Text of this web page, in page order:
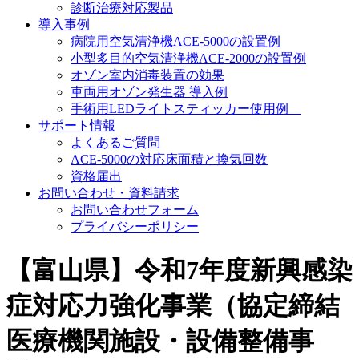
診断治療対応製品
導入事例
病院用空気清浄機ACE-5000の設置例
小型多目的空気清浄機ACE-2000の設置例
オゾン室内消毒装置の効果
車両用オゾン発生器 導入例
手術用LEDライトスティッカー使用例
サポート情報
よくあるご質問
ACE-5000の対応床面積と換気回数
資格届出
お問い合わせ・資料請求
お問い合わせフォーム
プライバシーポリシー
【富山県】令和7年度新興感染
症対応力強化事業（協定締結
医療機関施設・設備整備事